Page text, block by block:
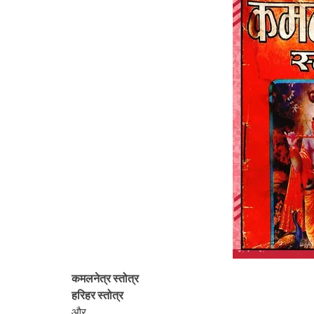
कमलनेत्र स्तोत्र
हरिहर स्तोत्र